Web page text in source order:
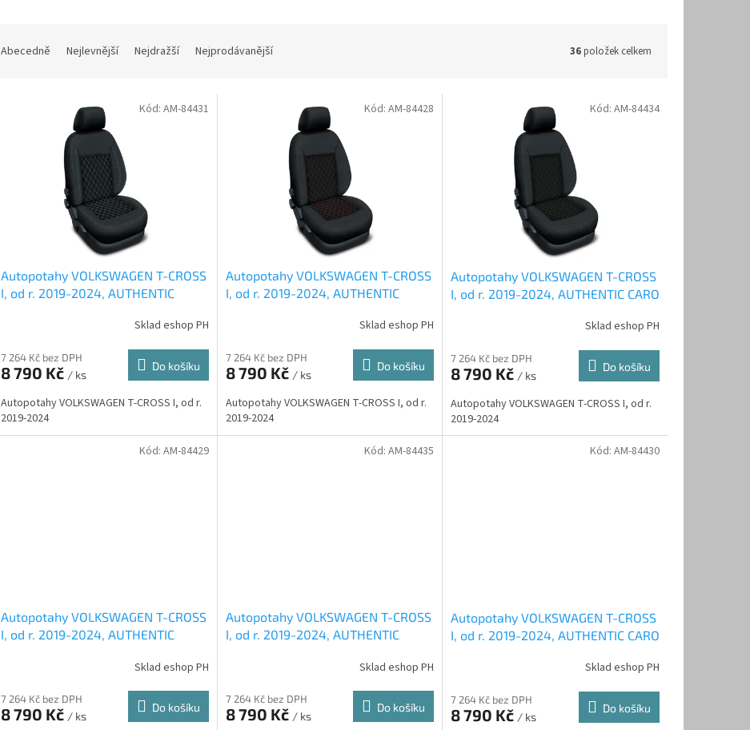
Abecedně Nejlevnější Nejdražší Nejprodávanější 36položek celkem
Autopotahy VOLKSWAGEN T-CROSS
I, od r. 2019-2024, AUTHENTIC
Sklad eshop PH
7 264 Kč bez DPH
8 790 Kč / ks
Do košíku
Autopotahy VOLKSWAGEN T-CROSS I, od r.
2019-2024
Kód: AM-84431
Autopotahy VOLKSWAGEN T-CROSS
I, od r. 2019-2024, AUTHENTIC
Sklad eshop PH
7 264 Kč bez DPH
8 790 Kč / ks
Do košíku
Autopotahy VOLKSWAGEN T-CROSS I, od r.
2019-2024
Kód: AM-84428
Autopotahy VOLKSWAGEN T-CROSS
I, od r. 2019-2024, AUTHENTIC CARO
Sklad eshop PH
7 264 Kč bez DPH
8 790 Kč / ks
Do košíku
Autopotahy VOLKSWAGEN T-CROSS I, od r.
2019-2024
Kód: AM-84434
Autopotahy VOLKSWAGEN T-CROSS
I, od r. 2019-2024, AUTHENTIC
Sklad eshop PH
7 264 Kč bez DPH
8 790 Kč / ks
Do košíku
Kód: AM-84429
Autopotahy VOLKSWAGEN T-CROSS
I, od r. 2019-2024, AUTHENTIC
Sklad eshop PH
7 264 Kč bez DPH
8 790 Kč / ks
Do košíku
Kód: AM-84435
Autopotahy VOLKSWAGEN T-CROSS
I, od r. 2019-2024, AUTHENTIC CARO
Sklad eshop PH
7 264 Kč bez DPH
8 790 Kč / ks
Do košíku
Kód: AM-84430